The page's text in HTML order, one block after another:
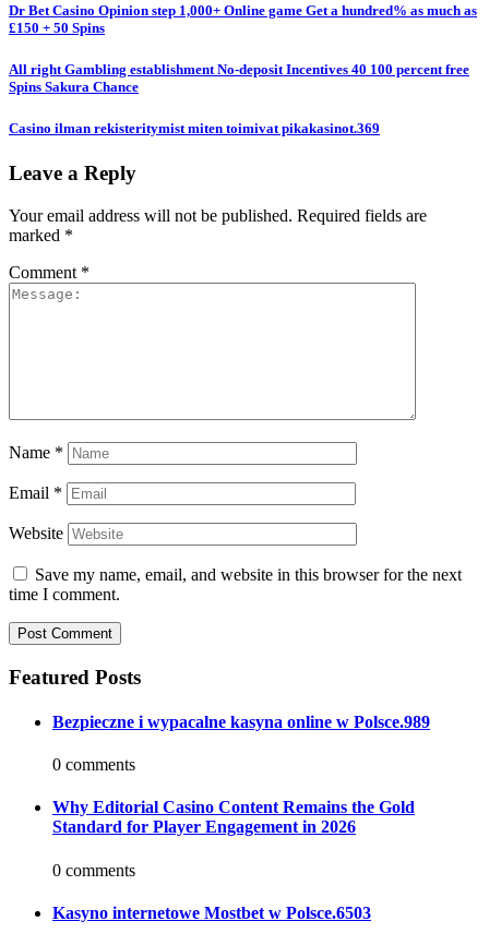
Dr Bet Casino Opinion step 1,000+ Online game Get a hundred% as much as
£150 + 50 Spins
All right Gambling establishment No-deposit Incentives 40 100 percent free
Spins Sakura Chance
Casino ilman rekisteritymist miten toimivat pikakasinot.369
Leave a Reply
Your email address will not be published. Required fields are
marked *
Comment *
Name *
Email *
Website
Save my name, email, and website in this browser for the next
time I comment.
Featured Posts
Bezpieczne i wypacalne kasyna online w Polsce.989
0 comments
Why Editorial Casino Content Remains the Gold
Standard for Player Engagement in 2026
0 comments
Kasyno internetowe Mostbet w Polsce.6503